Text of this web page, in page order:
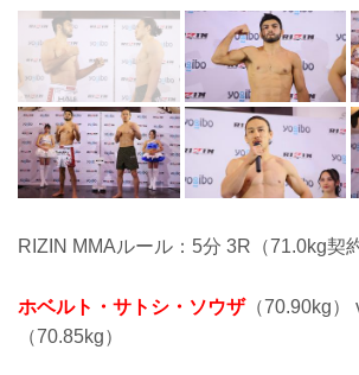
RIZIN MMAルール：5分 3R（71.0kg契約
ホベルト・サトシ・ソウザ（70.90kg）
（70.85kg）